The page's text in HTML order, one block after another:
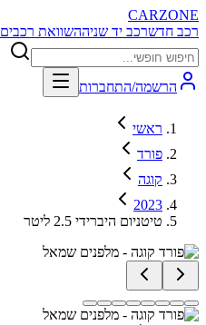
CARZONE
רכב חדשרכב יד שניההשוואת רכבים
הרשמה/התחברות
ראשי
פורד
קוגה
2023
טיטניום היברידי 2.5 ליטר